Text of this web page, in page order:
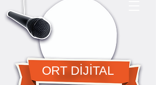
ORT DİJİTAL